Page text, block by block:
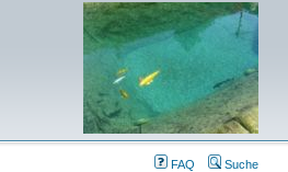
FAQ Suche